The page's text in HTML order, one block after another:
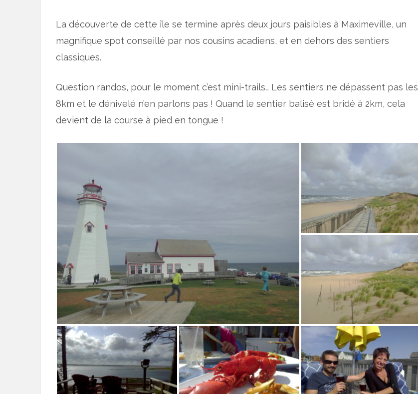
La découverte de cette île se termine après deux jours paisibles à Maximeville, un
magnifique spot conseillé par nos cousins acadiens, et en dehors des sentiers
classiques.
Question randos, pour le moment c’est mini-trails… Les sentiers ne dépassent pas les
8km et le dénivelé n’en parlons pas ! Quand le sentier balisé est bridé à 2km, cela
devient de la course à pied en tongue !